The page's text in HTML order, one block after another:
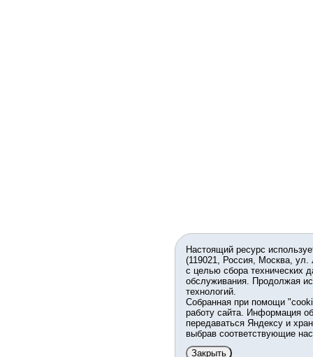
Настоящий ресурс
(119021, Россия, Москва,
с целью сбора технических
обслуживания. Продолжая
технологий.
Собранная при помощи
работу сайта. Информация
передаваться Яндексу и
выбрав соответствующие
Закрыть